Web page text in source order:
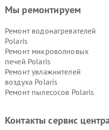
Мы ремонтируем
Ремонт водонагревателей
Polaris
Ремонт микроволновых
печей Polaris
Ремонт увлажнителей
воздуха Polaris
Ремонт пылесосов Polaris
Контакты сервис